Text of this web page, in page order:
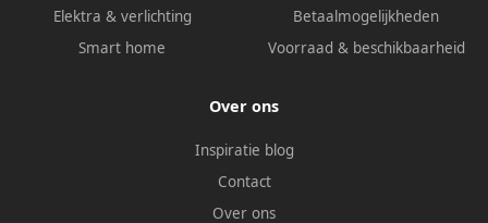
Elektra & verlichting
Smart home
Betaalmogelijkheden
Voorraad & beschikbaarheid
Over ons
Inspiratie blog
Contact
Over ons